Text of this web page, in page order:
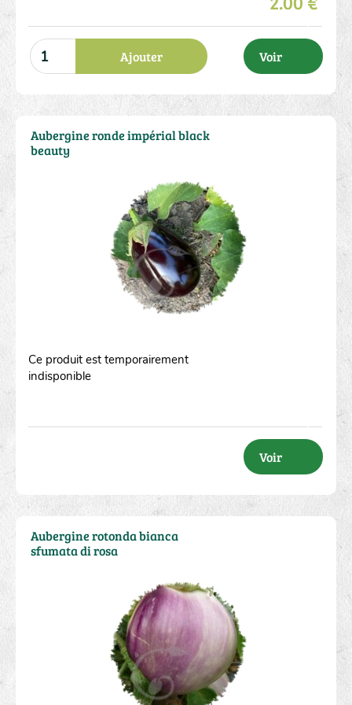
Ajouter Voir
Ce produit est temporairement
indisponible
Voir
Aubergine ronde impérial black
beauty
Aubergine rotonda bianca
sfumata di rosa